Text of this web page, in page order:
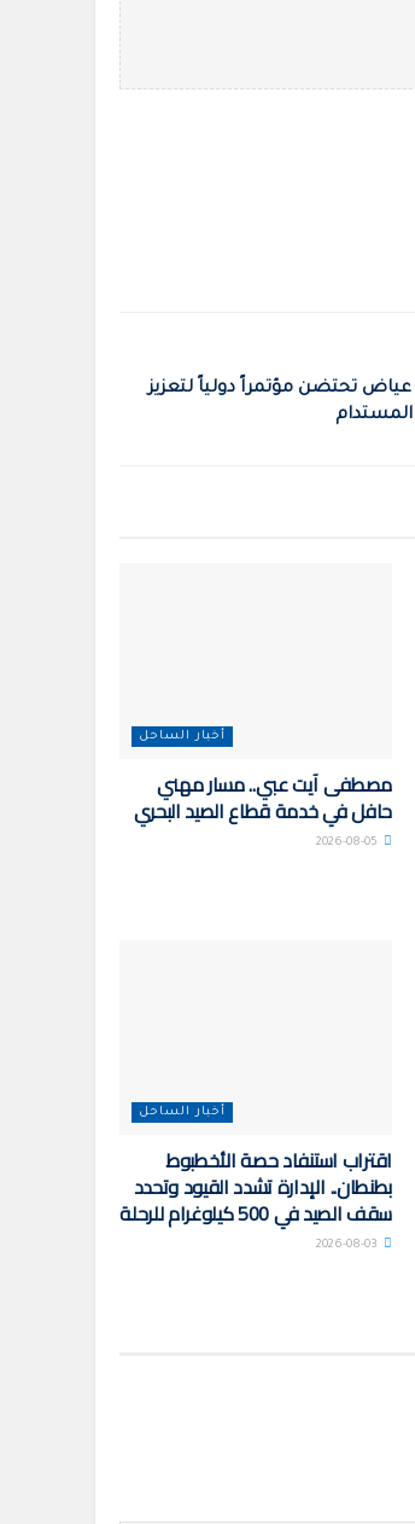
تحتضن مؤتمراً دولياً لتعزيز
المستدام
أخبار الساحل
مصطفى آيت عبي.. مسار مهني
حافل في خدمة قطاع الصيد البحري
أخبار الساحل
اقتراب استنفاد حصة الأخطبوط
بطنطان.. الإدارة تشدد القيود وتحدد
سقف الصيد في 500 كيلوغرام للرحلة